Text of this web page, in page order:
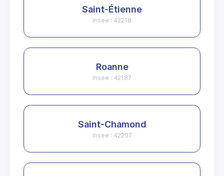
Saint-Étienne
Insee : 42218
Roanne
Insee : 42187
Saint-Chamond
Insee : 42207